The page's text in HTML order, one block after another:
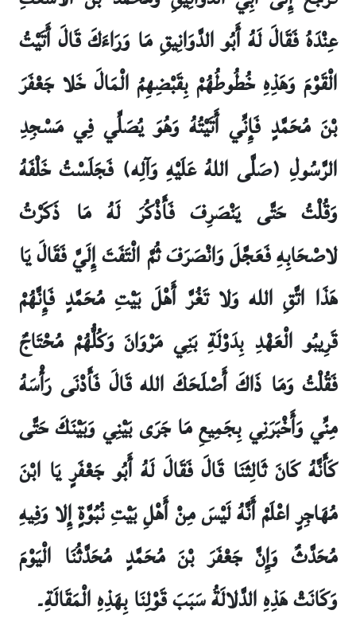
عِنْدَهُ فَقَالَ لَهُ أَبُو الدَّوَانِيقِ مَا وَرَاءَكَ قَالَ أَتَيْتُ
الْقَوْمَ وَهَذِهِ خُطُوطُهُمْ بِقَبْضِهِمُ الْمَالَ خَلا جَعْفَرَ
بْنَ مُحَمَّدٍ فَإِنِّي أَتَيْتُهُ وَهُوَ يُصَلِّي فِي مَسْجِدِ
الرَّسُولِ (صَلَّى اللهُ عَلَيْهِ وَآلِه) فَجَلَسْتُ خَلْفَهُ
وَقُلْتُ حَتَّى يَنْصَرِفَ فَأَذْكُرَ لَهُ مَا ذَكَرْتُ
لاصْحَابِهِ فَعَجَّلَ وَانْصَرَفَ ثُمَّ الْتَفَتَ إِلَيَّ فَقَالَ يَا
هَذَا اتَّقِ الله وَلا تَغُرَّ أَهْلَ بَيْتِ مُحَمَّدٍ فَإِنَّهُمْ
قَرِيبُو الْعَهْدِ بِدَوْلَةِ بَنِي مَرْوَانَ وَكُلُّهُمْ مُحْتَاجٌ
فَقُلْتُ وَمَا ذَاكَ أَصْلَحَكَ الله قَالَ فَأَدْنَى رَأْسَهُ
مِنِّي وَأَخْبَرَنِي بِجَمِيعِ مَا جَرَى بَيْنِي وَبَيْنَكَ حَتَّى
كَأَنَّهُ كَانَ ثَالِثَنَا قَالَ فَقَالَ لَهُ أَبُو جَعْفَرٍ يَا ابْنَ
مُهَاجِرٍ اعْلَمْ أَنَّهُ لَيْسَ مِنْ أَهْلِ بَيْتِ نُبُوَّةٍ إِلا وَفِيهِ
مُحَدَّثٌ وَإِنَّ جَعْفَرَ بْنَ مُحَمَّدٍ مُحَدَّثُنَا الْيَوْمَ
وَكَانَتْ هَذِهِ الدَّلالَةُ سَبَبَ قَوْلِنَا بِهَذِهِ الْمَقَالَةِ۔